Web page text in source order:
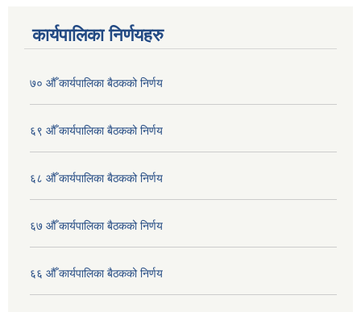
कार्यपालिका निर्णयहरु
७० औँ कार्यपालिका बैठकको निर्णय
६९ औँ कार्यपालिका बैठकको निर्णय
६८ औँ कार्यपालिका बैठकको निर्णय
६७ औँ कार्यपालिका बैठकको निर्णय
६६ औँ कार्यपालिका बैठकको निर्णय